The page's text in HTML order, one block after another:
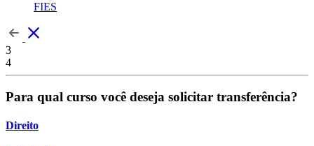
FIES
3
4
Para qual curso você deseja solicitar transferência?
Direito